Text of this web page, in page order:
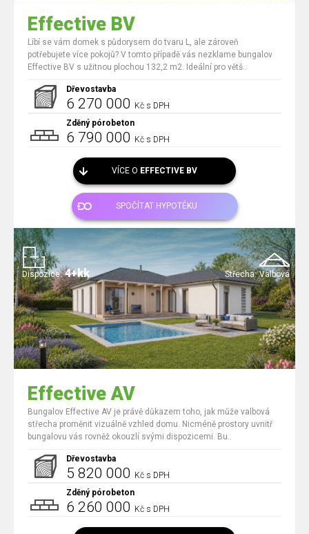
Effective BV
Líbí se vám domek s půdorysem do tvaru L, ale zároveň
potřebujete více pokojů? V tomto případě vás nezklame bungalov
Effective BV s užitnou plochou 132,2 m2. Ideální pro větš..
Dřevostavba
6 270 000 Kč s DPH
Zděný pórobeton
6 790 000 Kč s DPH
VÍCE O EFFECTIVE BV
SPOČÍTAT HYPOTÉKU
Střecha: Valbová
Dispozice: 4+kk
Effective AV
Bungalov Effective AV je právě důkazem toho, jak může valbová
střecha proměnit vizuálně vzhled domu. Nicméně prostory uvnitř
bungalovu vás rovněž okouzlí svými dispozicemi. Bu..
Dřevostavba
5 820 000 Kč s DPH
Zděný pórobeton
6 260 000 Kč s DPH